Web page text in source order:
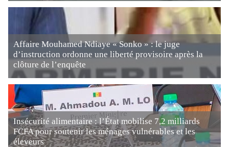
Affaire Mouhamed Ndiaye « Sonko » : le juge
d’instruction ordonne une liberté provisoire après la
clôture de l’enquête
Insécurité alimentaire : l’État mobilise 7,2 milliards
FCFA pour soutenir les ménages vulnérables et les
éleveurs